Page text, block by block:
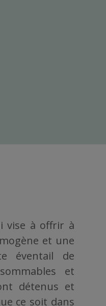
vise à offrir à
et une
éventail de
et
détenus et
ce soit dans